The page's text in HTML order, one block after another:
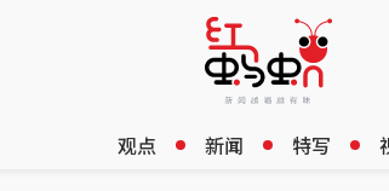
观点 新闻 特写